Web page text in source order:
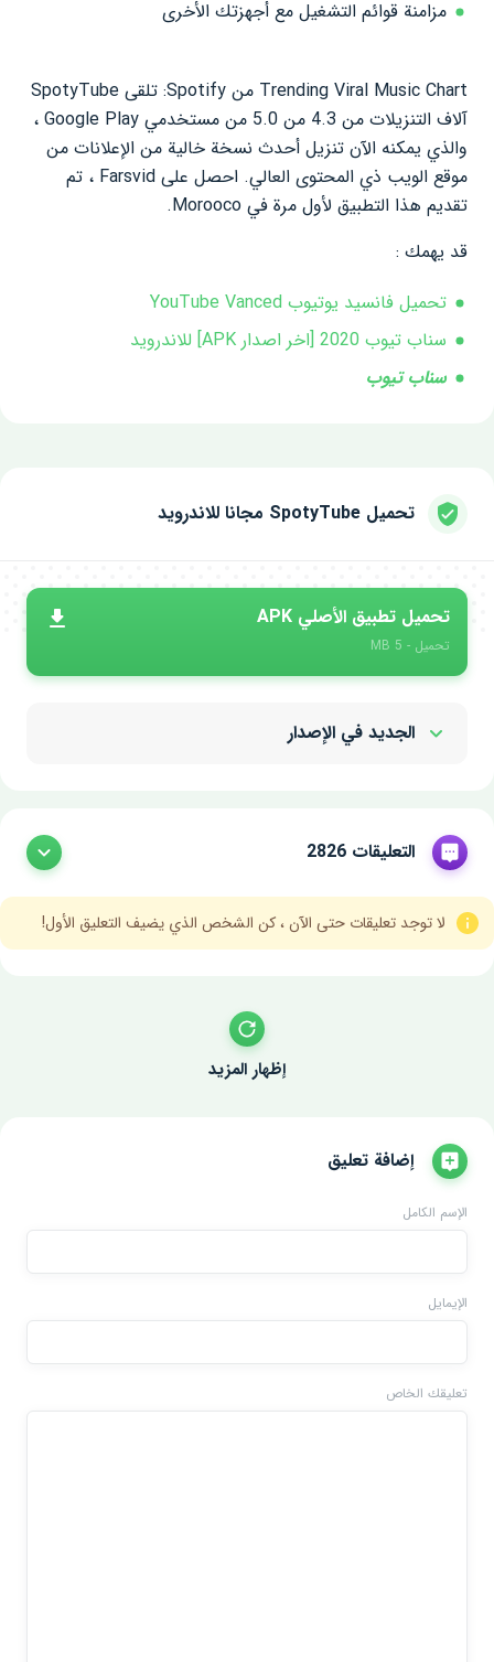
مزامنة قوائم التشغيل مع أجهزتك الأخرى
Trending Viral Music Chart من Spotify: تلقى SpotyTube
آلاف التنزيلات من 4.3 من 5.0 من مستخدمي Google Play ،
والذي يمكنه الآن تنزيل أحدث نسخة خالية من الإعلانات من
موقع الويب ذي المحتوى العالي. احصل على Farsvid ، تم
تقديم هذا التطبيق لأول مرة في Morooco.
قد يهمك :
تحميل فانسید یوتیوب YouTube Vanced
سناب تيوب 2020 [اخر اصدار APK] للاندرويد
سناب تيوب
تحميل SpotyTube مجانا للاندرويد
تحميل تطبيق الأصلي APK
تحميل - 5 MB
الجديد في الإصدار
التعليقات 2826
لا توجد تعليقات حتى الآن ، كن الشخص الذي يضيف التعليق الأول!
إظهار المزيد
إضافة تعليق
الإسم الكامل
الإيمايل
تعليقك الخاص